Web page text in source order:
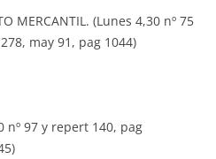
MERCANTIL. (Lunes 4,30 nº 75
may 91, pag 1044)
nº 97 y repert 140, pag